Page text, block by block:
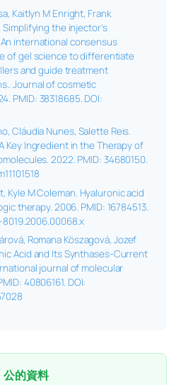
Kaitlyn M Enright, Frank
Simplifying the injector’s
international consensus
of gel science to differentiate
and guide treatment
Journal of cosmetic
PMID: 38318685. DOI:
Cláudia Nunes, Salette Reis.
Key Ingredient in the Therapy of
2022. PMID: 34680150.
Kyle M Coleman. Hyaluronic acid
therapy. 2006. PMID: 16784513.
8019.2006.00068.x
Romana Köszagová, Jozef
Acid and Its Synthases-Current
journal of molecular
40806161. DOI:
公的資料